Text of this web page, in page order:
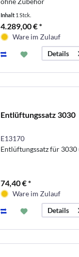
Inhalt 1 Stck.
4.289,00 € *
Ware im Zulauf
Details
Entlüftungssatz 3030
E13170
Entlüftungssatz für 3030
74,40 € *
Ware im Zulauf
Details